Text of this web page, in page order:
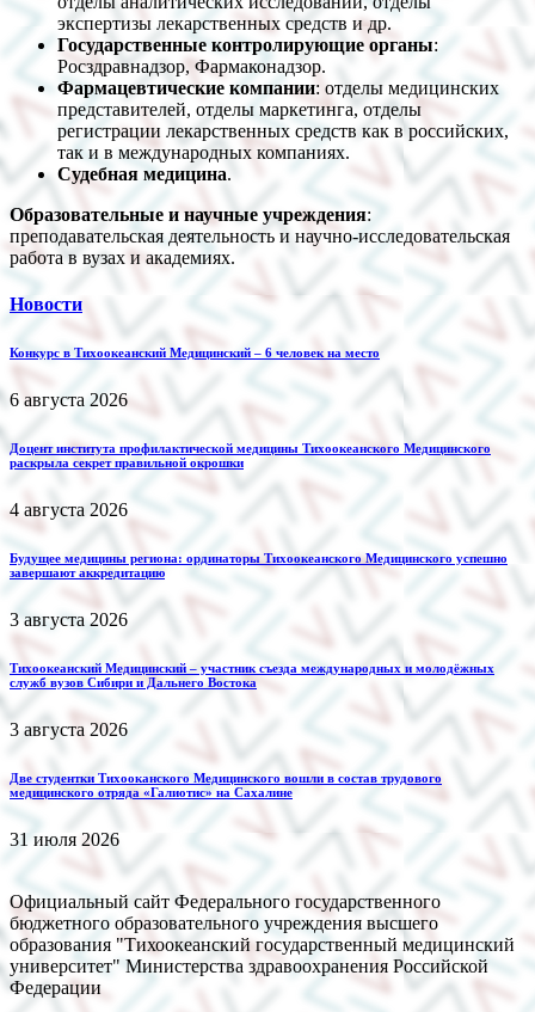
экспертизы лекарственных средств и др.
Государственные контролирующие органы:
Росздравнадзор, Фармаконадзор.
Фармацевтические компании: отделы медицинских
представителей, отделы маркетинга, отделы
регистрации лекарственных средств как в российских,
так и в международных компаниях.
Судебная медицина.
Образовательные и научные учреждения:
преподавательская деятельность и научно-исследовательская
работа в вузах и академиях.
Новости
Конкурс в Тихоокеанский Медицинский – 6 человек на место
6 августа 2026
Доцент института профилактической медицины Тихоокеанского Медицинского
раскрыла секрет правильной окрошки
4 августа 2026
Будущее медицины региона: ординаторы Тихоокеанского Медицинского успешно
завершают аккредитацию
3 августа 2026
Тихоокеанский Медицинский – участник съезда международных и молодёжных
служб вузов Сибири и Дальнего Востока
3 августа 2026
Две студентки Тихооканского Медицинского вошли в состав трудового
медицинского отряда «Галиотис» на Сахалине
31 июля 2026
Официальный сайт Федерального государственного
бюджетного образовательного учреждения высшего
образования "Тихоокеанский государственный медицинский
университет" Министерства здравоохранения Российской
Федерации